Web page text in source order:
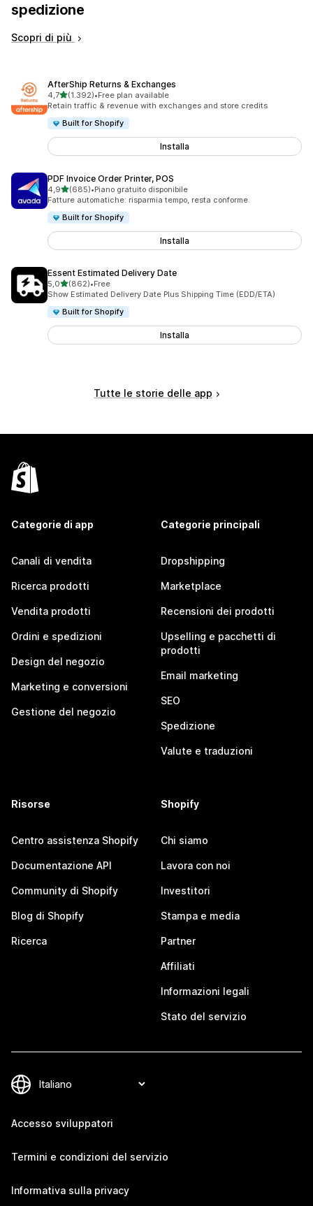
spedizione
Scopri di più
AfterShip Returns & Exchanges
4,7stelle su 5
(1.392)
1392 recensioni totali
•Free plan available
Retain traffic & revenue with exchanges and store credits
Built for Shopify
Installa
PDF Invoice Order Printer, POS
4,9stelle su 5
(685)
685 recensioni totali
•Piano gratuito disponibile
Fatture automatiche: risparmia tempo, resta conforme.
Built for Shopify
Installa
Essent Estimated Delivery Date
5,0stelle su 5
(862)
862 recensioni totali
•Free
Show Estimated Delivery Date Plus Shipping Time (EDD/ETA)
Built for Shopify
Installa
Tutte le storie delle app
Categorie di app
Canali di vendita
Ricerca prodotti
Vendita prodotti
Ordini e spedizioni
Design del negozio
Marketing e conversioni
Gestione del negozio
Categorie principali
Dropshipping
Marketplace
Recensioni dei prodotti
Upselling e pacchetti di
prodotti
Email marketing
SEO
Spedizione
Valute e traduzioni
Risorse
Centro assistenza Shopify
Documentazione API
Community di Shopify
Blog di Shopify
Ricerca
Shopify
Chi siamo
Lavora con noi
Investitori
Stampa e media
Partner
Affiliati
Informazioni legali
Stato del servizio
Accesso sviluppatori
Termini e condizioni del servizio
Informativa sulla privacy